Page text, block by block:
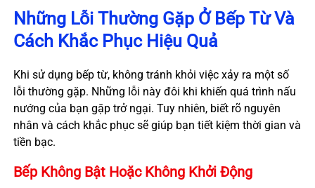
Những Lỗi Thường Gặp Ở Bếp Từ Và
Cách Khắc Phục Hiệu Quả
Khi sử dụng bếp từ, không tránh khỏi việc xảy ra một số
lỗi thường gặp. Những lỗi này đôi khi khiến quá trình nấu
nướng của bạn gặp trở ngại. Tuy nhiên, biết rõ nguyên
nhân và cách khắc phục sẽ giúp bạn tiết kiệm thời gian và
tiền bạc.
Bếp Không Bật Hoặc Không Khởi Động